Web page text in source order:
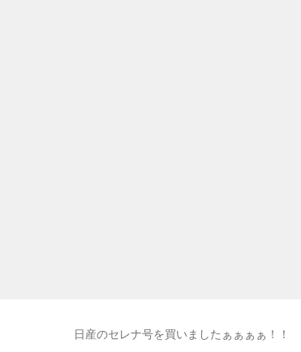
日産のセレナ号を買いましたぁぁぁぁ！！